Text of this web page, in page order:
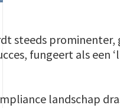
steeds
fungeert als een
landschap